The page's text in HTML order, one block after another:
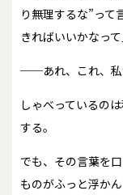
り無理するな”っ
きればいいかなって
──あれ、これ、私
しゃべっているの
する。
でも、その言葉を
ものがふっと浮かん